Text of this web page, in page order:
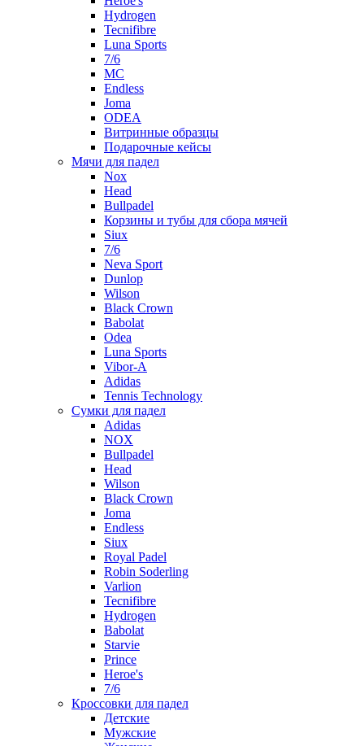
Hydrogen
Tecnifibre
Luna Sports
7/6
MC
Endless
Joma
ODEA
Витринные образцы
Подарочные кейсы
Мячи для падел
Nox
Head
Bullpadel
Корзины и тубы для сбора мячей
Siux
7/6
Neva Sport
Dunlop
Wilson
Black Crown
Babolat
Odea
Luna Sports
Vibor-A
Adidas
Tennis Technology
Сумки для падел
Adidas
NOX
Bullpadel
Head
Wilson
Black Crown
Joma
Endless
Siux
Royal Padel
Robin Soderling
Varlion
Tecnifibre
Hydrogen
Babolat
Starvie
Prince
Heroe's
7/6
Кроссовки для падел
Детские
Мужские